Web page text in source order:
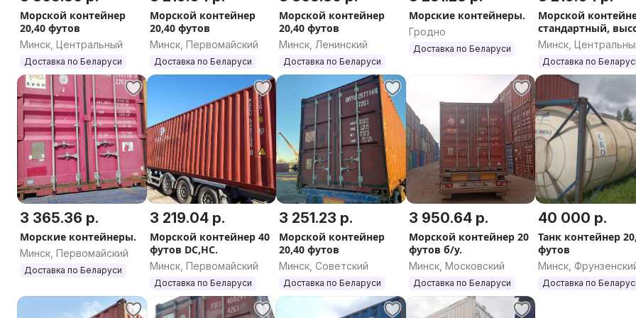
Морской контейнер
20,40 футов
Минск, Центральный
Доставка по Беларуси
Морской контейнер
20,40 футов
Минск, Первомайский
Доставка по Беларуси
Морской контейнер
20,40 футов
Минск, Ленинский
Доставка по Беларуси
Морские контейнеры.
Гродно
Доставка по Беларуси
Морской
стандартный,
20 и 40 футов
возможна с НДС.
Минск,
Доставка по
3 365.36 р.
Морские контейнеры.
Минск, Первомайский
Доставка по Беларуси
3 219.04 р.
Морской контейнер 40
футов DC,HC.
Минск, Первомайский
Доставка по Беларуси
3 251.23 р.
Морской контейнер
20,40 футов
Минск, Советский
Доставка по Беларуси
3 950.64 р.
Морской контейнер 20
футов б/у.
Минск, Московский
Доставка по Беларуси
40 000 р.
Танк контейнер
футов
Минск,
Доставка по